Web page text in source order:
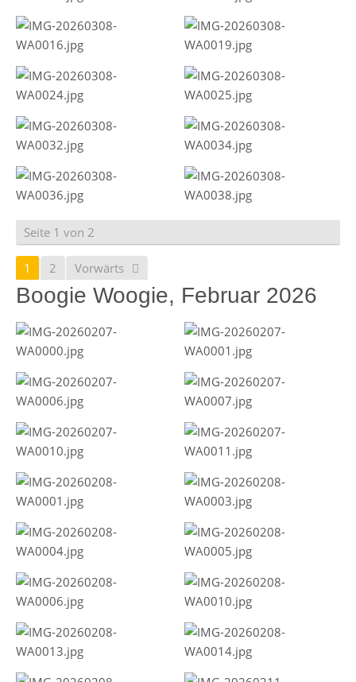
Seite 1 von 2
1 2 Vorwärts
Boogie Woogie, Februar 2026